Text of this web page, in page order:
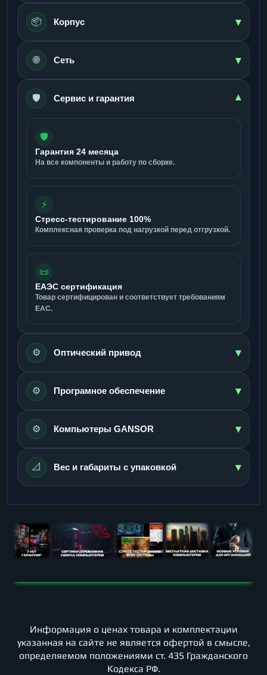
📦 Корпус ▾
🌐 Сеть ▾
🛡️ Сервис и гарантия ▾
🛡️
Гарантия 24 месяца
На все компоненты и работу по сборке.
⚡
Стресс-тестирование 100%
Комплексная проверка под нагрузкой перед отгрузкой.
📜
ЕАЭС сертификация
Товар сертифицирован и соответствует требованиям
ЕАС.
⚙️ Оптический привод ▾
⚙️ Програмное обеспечение ▾
⚙️ Компьютеры GANSOR ▾
📐 Вес и габариты с упаковкой ▾
Информация о ценах товара и комплектации
указанная на сайте не является офертой в смысле,
определяемом положениями ст. 435 Гражданского
Кодекса РФ.